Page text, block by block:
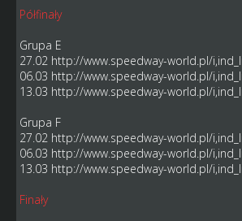
Półfinały
Grupa E
27.02 http://www.speedway-world.pl/
06.03 http://www.speedway-world.pl/
13.03 http://www.speedway-world.pl/
Grupa F
27.02 http://www.speedway-world.pl/
06.03 http://www.speedway-world.pl/
13.03 http://www.speedway-world.pl/
Finały